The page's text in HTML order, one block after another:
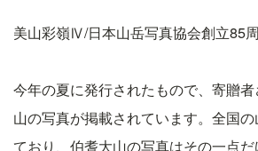
美山彩嶺Ⅳ/日本山岳写真協会創立85
今年の夏に発行されたもので、寄贈
山の写真が掲載されています。全国
ており、伯耆大山の写真はその一点だ